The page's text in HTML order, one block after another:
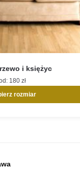
i księżyc
180 zł
rozmiar